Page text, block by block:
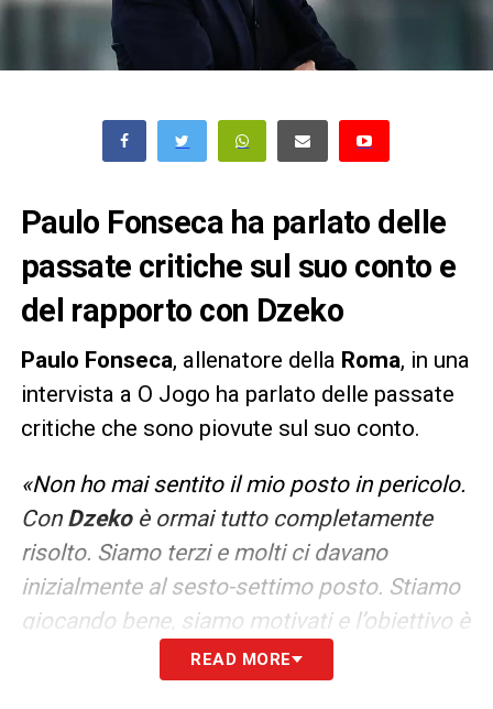
Paulo Fonseca ha parlato delle
passate critiche sul suo conto e
del rapporto con Dzeko
Paulo Fonseca, allenatore della Roma, in una
intervista a O Jogo ha parlato delle passate
critiche che sono piovute sul suo conto.
«Non ho mai sentito il mio posto in pericolo.
Con Dzekoè ormai tutto completamente
risolto. Siamo terzi e molti ci davano
inizialmente al sesto-settimo posto. Stiamo
giocando bene, siamo motivati e l’obiettivo è
di tornare in Champions, pur essendo
READ MORE